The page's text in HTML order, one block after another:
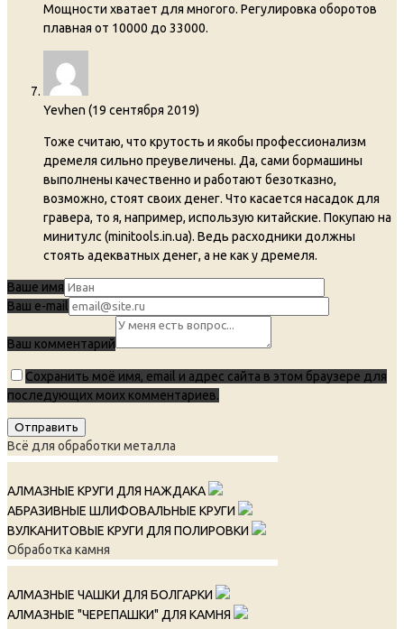
Мощности хватает для многого. Регулировка оборотов
плавная от 10000 до 33000.
Yevhen (19 сентября 2019)
Тоже считаю, что крутость и якобы профессионализм
дремеля сильно преувеличены. Да, сами бормашины
выполнены качественно и работают безотказно,
возможно, стоят своих денег. Что касается насадок для
гравера, то я, например, использую китайские. Покупаю на
минитулс (minitools.in.ua). Ведь расходники должны
стоять адекватных денег, а не как у дремеля.
Ваше имя
Ваш e-mail
Ваш комментарий
Сохранить моё имя, email и адрес сайта в этом браузере для
последующих моих комментариев.
Всё для обработки металла
АЛМАЗНЫЕ КРУГИ ДЛЯ НАЖДАКА
АБРАЗИВНЫЕ ШЛИФОВАЛЬНЫЕ КРУГИ
ВУЛКАНИТОВЫЕ КРУГИ ДЛЯ ПОЛИРОВКИ
Обработка камня
АЛМАЗНЫЕ ЧАШКИ ДЛЯ БОЛГАРКИ
АЛМАЗНЫЕ "ЧЕРЕПАШКИ" ДЛЯ КАМНЯ